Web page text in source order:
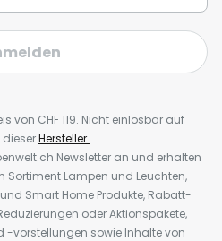
von CHF 119. Nicht einlösbar auf
dieserHersteller.
Newsletter an und erhalten
Sortiment Lampen und Leuchten,
Smart Home Produkte, Rabatt-
oder Aktionspakete,
-vorstellungen sowie Inhalte von